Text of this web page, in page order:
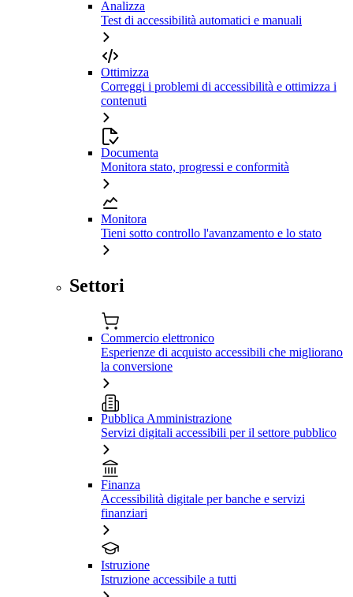
Analizza
Test di accessibilità automatici e manuali
Ottimizza
Correggi i problemi di accessibilità e ottimizza i
contenuti
Documenta
Monitora stato, progressi e conformità
Monitora
Tieni sotto controllo l'avanzamento e lo stato
Settori
Commercio elettronico
Esperienze di acquisto accessibili che migliorano
la conversione
Pubblica Amministrazione
Servizi digitali accessibili per il settore pubblico
Finanza
Accessibilità digitale per banche e servizi
finanziari
Istruzione
Istruzione accessibile a tutti